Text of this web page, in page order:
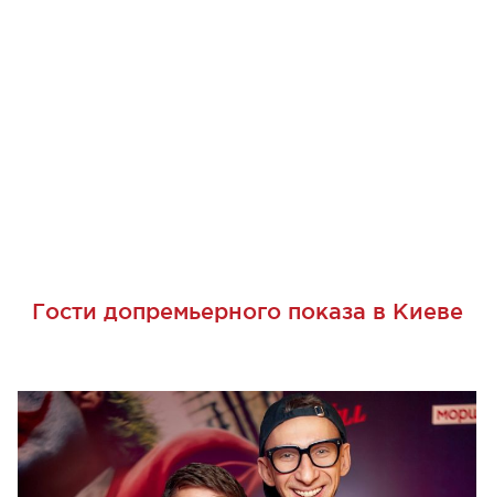
Гости допремьерного показа в Киеве